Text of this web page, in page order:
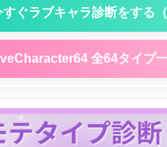
すぐラブキャラ診断をする（
全64タイプ